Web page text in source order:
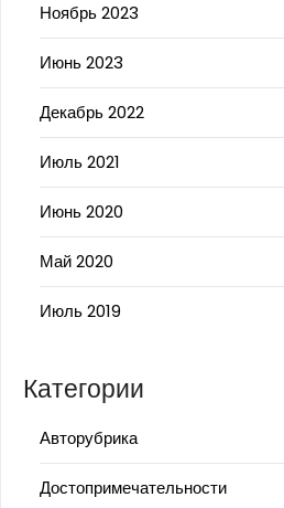
Ноябрь 2023
Июнь 2023
Декабрь 2022
Июль 2021
Июнь 2020
Май 2020
Июль 2019
Категории
Авторубрика
Достопримечательности